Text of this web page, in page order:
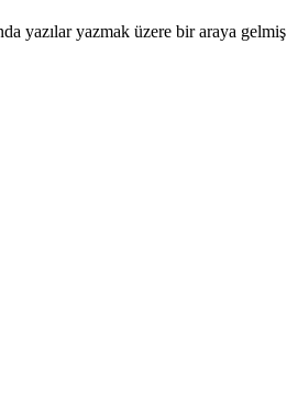
yazılar yazmak üzere bir araya